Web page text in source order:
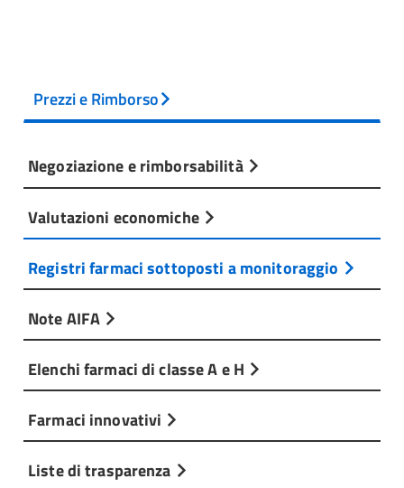
Prezzi e Rimborso
Negoziazione e rimborsabilità
Valutazioni economiche
Registri farmaci sottoposti a monitoraggio
Note AIFA
Elenchi farmaci di classe A e H
Farmaci innovativi
Liste di trasparenza